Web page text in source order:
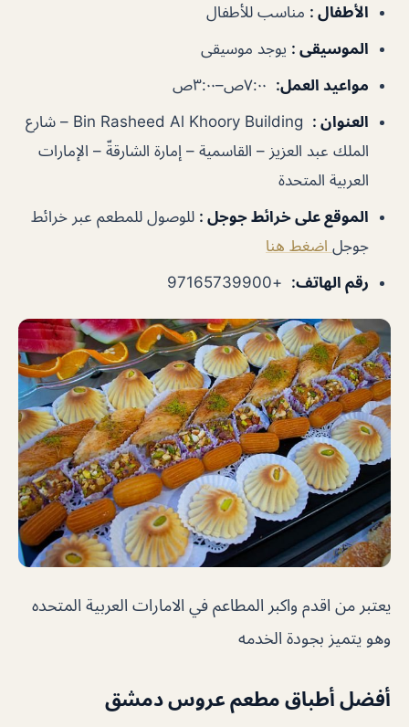
الأطفال : مناسب للأطفال
الموسيقى : يوجد موسيقى
مواعيد العمل:
العنوان :
Bin Rasheed Al Khoory Building – شارع
الملك عبد العزيز – القاسمية – إمارة الشارقةّ – الإمارات
العربية المتحدة
الموقع على خرائط جوجل : للوصول للمطعم عبر خرائط
جوجل اضغط هنا
رقم الهاتف:
+97165739900
يعتبر من اقدم واكبر المطاعم في الامارات العربية المتحده
وهو يتميز بجودة الخدمه
أفضل أطباق مطعم عروس دمشق